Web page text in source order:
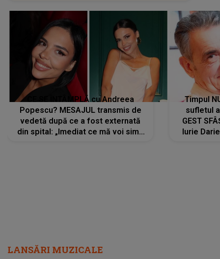
CE SE ÎNTÂMPLĂ cu Andreea
Popescu? MESAJUL transmis de
vedetă după ce a fost externată
din spital: „Imediat ce mă voi simți
Timpul
sufletul
GEST
Iurie
LANSĂRI MUZICALE